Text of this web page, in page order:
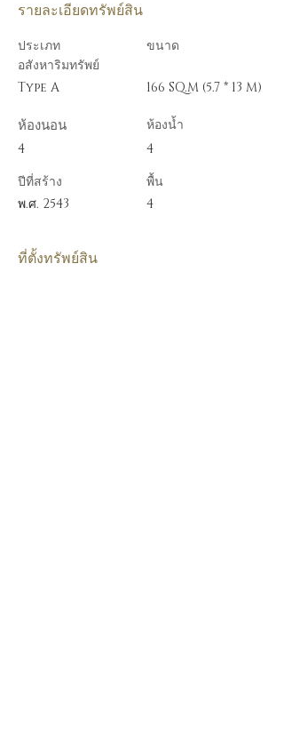
รายละเอียดทรัพย์สิน
ประเภท
อสังหาริมทรัพย์
Type A
ห้องนอน
4
ปีที่สร้าง
พ.ศ. 2543
ขนาด
166 SQ.M (5.7 * 13 M)
ห้องน้ำ
4
พื้น
4
ที่ตั้งทรัพย์สิน